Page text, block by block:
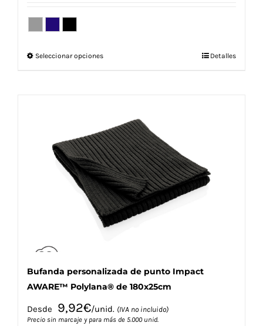
Seleccionar opcionesEste
opciones
se
pueden
elegir
en
la
página
de
Detalles
Bufanda personalizada de punto Impact
AWARE™ Polylana® de 180x25cm
Desde 9,92€/unid. (IVA no incluido)
Precio sin marcaje y para más de 5.000 unid.